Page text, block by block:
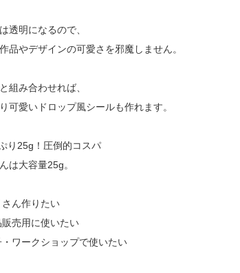
透明になるので、
品やデザインの可愛さを邪魔しません。
組み合わせれば、
可愛いドロップ風シールも作れます。
り25g！圧倒的コスパ
は大容量25g。
さん作りたい
販売用に使いたい
・ワークショップで使いたい